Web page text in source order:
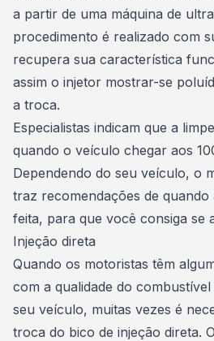
a partir de uma máquina de
procedimento é realizado com
recupera sua característica
assim o injetor mostrar-se
a troca.
Especialistas indicam que a
quando o veículo chegar aos
Dependendo do seu veículo, o
traz recomendações de quando
feita, para que você consiga se
Injeção direta
Quando os motoristas têm
com a qualidade do combustível
seu veículo, muitas vezes é
troca do bico de injeção direta.